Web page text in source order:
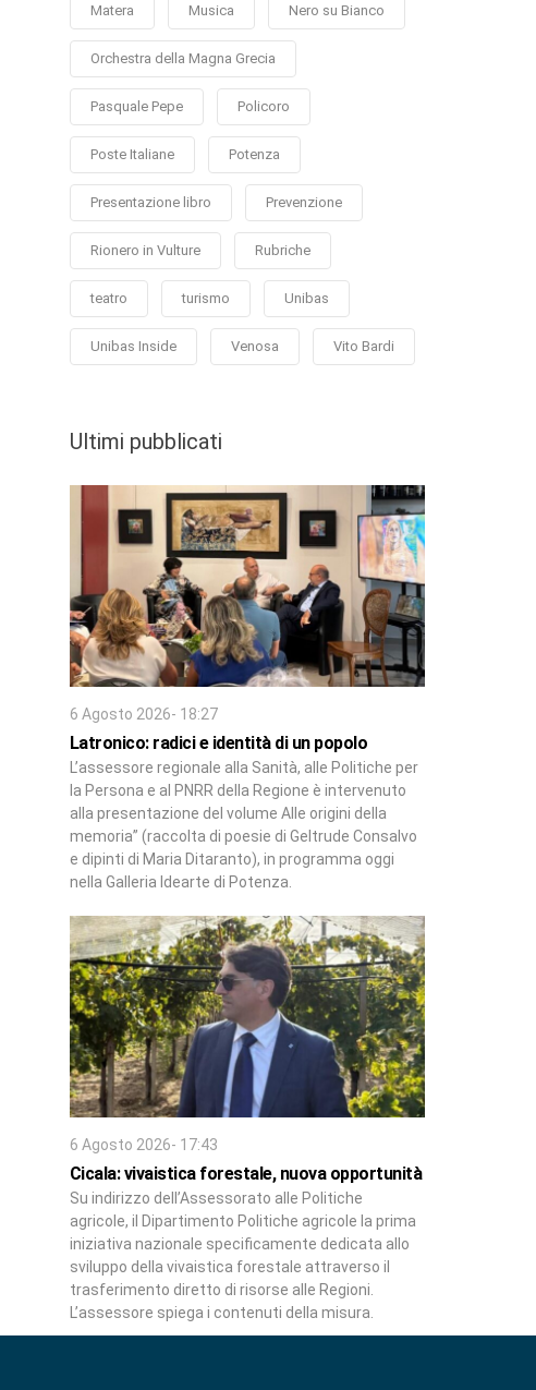
Matera Musica Nero su Bianco
Orchestra della Magna Grecia
Pasquale Pepe Policoro
Poste Italiane Potenza
Presentazione libro Prevenzione
Rionero in Vulture Rubriche
teatro turismo Unibas
Unibas Inside Venosa Vito Bardi
Ultimi pubblicati
6 Agosto 2026- 18:27
Latronico: radici e identità di un popolo
L’assessore regionale alla Sanità, alle Politiche per
la Persona e al PNRR della Regione è intervenuto
alla presentazione del volume Alle origini della
memoria” (raccolta di poesie di Geltrude Consalvo
e dipinti di Maria Ditaranto), in programma oggi
nella Galleria Idearte di Potenza.
6 Agosto 2026- 17:43
Cicala: vivaistica forestale, nuova opportunità
Su indirizzo dell’Assessorato alle Politiche
agricole, il Dipartimento Politiche agricole la prima
iniziativa nazionale specificamente dedicata allo
sviluppo della vivaistica forestale attraverso il
trasferimento diretto di risorse alle Regioni.
L’assessore spiega i contenuti della misura.